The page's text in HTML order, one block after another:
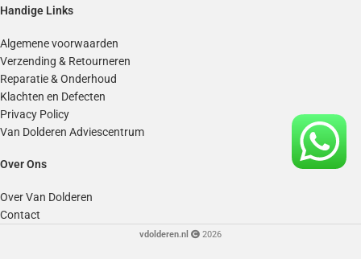
Handige Links
Algemene voorwaarden
Verzending & Retourneren
Reparatie & Onderhoud
Klachten en Defecten
Privacy Policy
Van Dolderen Adviescentrum
Over Ons
Over Van Dolderen
Contact
vdolderen.nl 2026